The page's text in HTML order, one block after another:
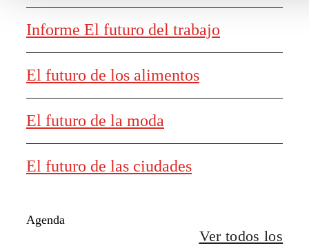
Informe El futuro del trabajo
El futuro de los alimentos
El futuro de la moda
El futuro de las ciudades
Agenda
Ver todos los